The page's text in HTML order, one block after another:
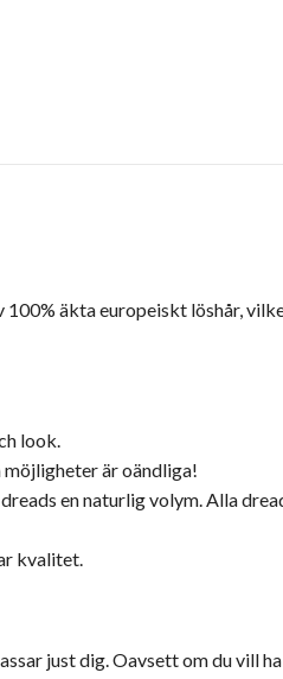
äkta europeiskt löshår,
look.
är oändliga!
en naturlig volym. Alla
kvalitet.
just dig. Oavsett om du vill